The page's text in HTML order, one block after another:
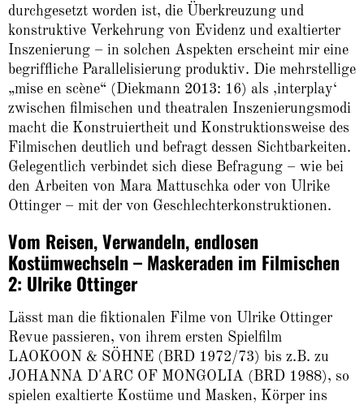
durchgesetzt worden ist, die Überkreuzung und
konstruktive Verkehrung von Evidenz und exaltierter
Inszenierung – in solchen Aspekten erscheint mir eine
begriffliche Parallelisierung produktiv. Die mehrstellige
„mise en scène“ (Diekmann 2013: 16) als ‚interplay‘
zwischen filmischen und theatralen Inszenierungsmodi
macht die Konstruiertheit und Konstruktionsweise des
Filmischen deutlich und befragt dessen Sichtbarkeiten.
Gelegentlich verbindet sich diese Befragung – wie bei
den Arbeiten von Mara Mattuschka oder von Ulrike
Ottinger – mit der von Geschlechterkonstruktionen.
Vom Reisen, Verwandeln, endlosen
Kostümwechseln – Maskeraden im Filmischen
2: Ulrike Ottinger
Lässt man die fiktionalen Filme von Ulrike Ottinger
Revue passieren, von ihrem ersten Spielfilm
LAOKOON & SÖHNE (BRD 1972/73) bis z.B. zu
JOHANNA D'ARC OF MONGOLIA (BRD 1988), so
spielen exaltierte Kostüme und Masken, Körper ins